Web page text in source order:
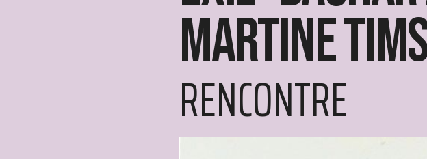
Martine
RENCONTRE